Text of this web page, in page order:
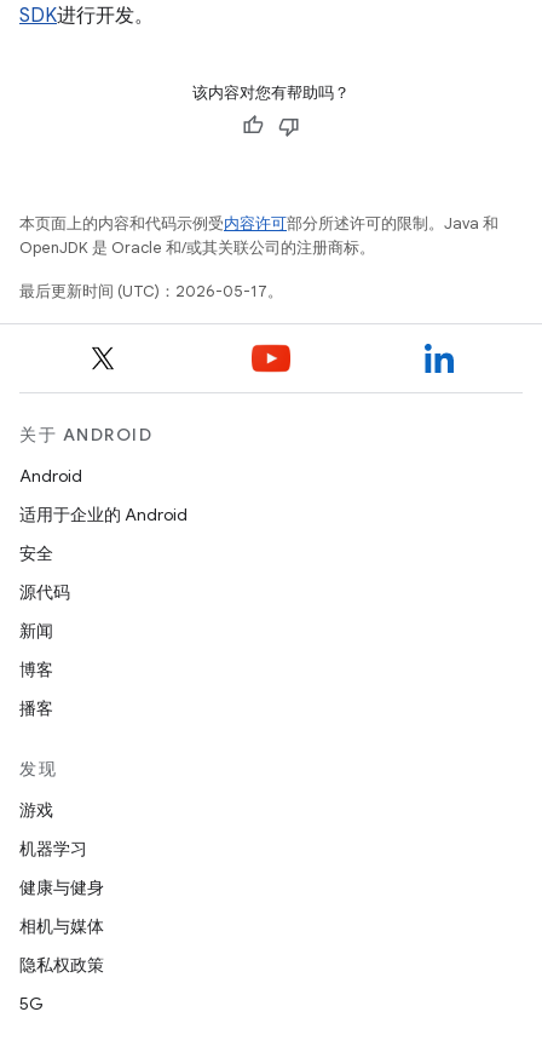
SDK进行开发。
该内容对您有帮助吗？
本页面上的内容和代码示例受内容许可部分所述许可的限制。Java 和
OpenJDK 是 Oracle 和/或其关联公司的注册商标。
最后更新时间 (UTC)：2026-05-17。
关于 ANDROID
Android
适用于企业的 Android
安全
源代码
新闻
博客
播客
发现
游戏
机器学习
健康与健身
相机与媒体
隐私权政策
5G